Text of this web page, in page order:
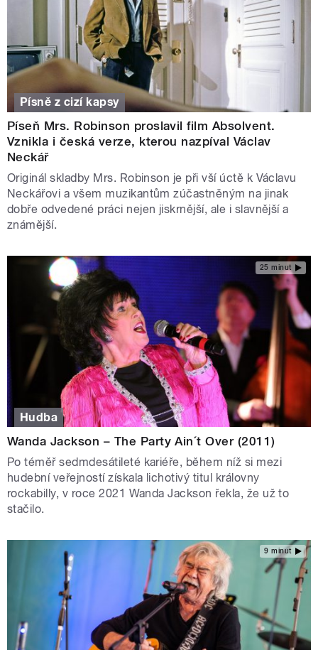
Písně z cizí kapsy
Píseň Mrs. Robinson proslavil film Absolvent.
Vznikla i česká verze, kterou nazpíval Václav
Neckář
Originál skladby Mrs. Robinson je při vší úctě k Václavu
Neckářovi a všem muzikantům zúčastněným na jinak
dobře odvedené práci nejen jiskrnější, ale i slavnější a
známější.
25 minut
Hudba
Wanda Jackson – The Party Ain´t Over (2011)
Po téměř sedmdesátileté kariéře, během níž si mezi
hudební veřejností získala lichotivý titul královny
rockabilly, v roce 2021 Wanda Jackson řekla, že už to
stačilo.
9 minut